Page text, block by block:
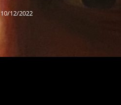
Posted
10/12/2022